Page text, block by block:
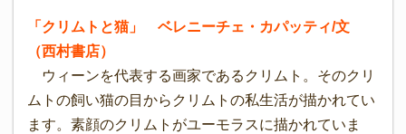
「クリムトと猫」 ベレニーチェ・カパッティ/文
（西村書店）
ウィーンを代表する画家であるクリムト。そのクリ
ムトの飼い猫の目からクリムトの私生活が描かれてい
ます。素顔のクリムトがユーモラスに描かれていま